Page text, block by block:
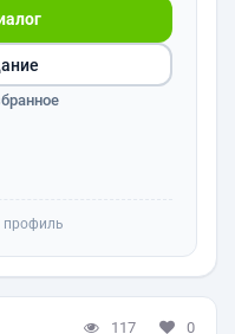
профиль
117 0